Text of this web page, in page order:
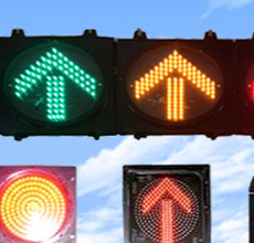
业务咨询